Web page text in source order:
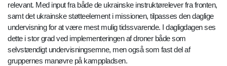
relevant. Med input fra både de ukrainske instruktørelever fra fronten,
samt det ukrainske støtteelement i missionen, tilpasses den daglige
undervisning for at være mest mulig tidssvarende. I dagligdagen ses
dette i stor grad ved implementeringen af droner både som
selvstændigt undervisningsemne, men også som fast del af
gruppernes manøvre på kamppladsen.